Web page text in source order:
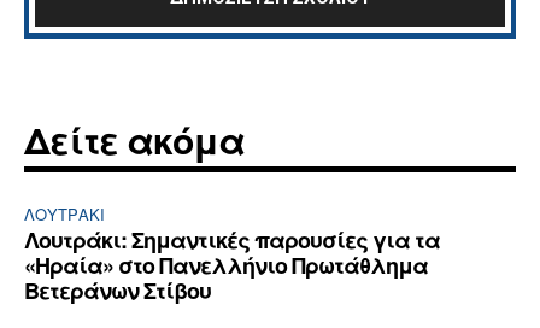
Δείτε ακόμα
ΛΟΥΤΡΆΚΙ
Λουτράκι: Σημαντικές παρουσίες για τα
«Ηραία» στο Πανελλήνιο Πρωτάθλημα
Βετεράνων Στίβου